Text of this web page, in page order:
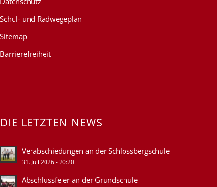
Schul- und Radwegeplan
Sitemap
Barrierefreiheit
DIE LETZTEN NEWS
Verabschiedungen an der Schlossbergschule
31. Juli 2026 - 20:20
Abschlussfeier an der Grundschule